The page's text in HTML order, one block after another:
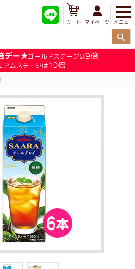
メニュー
マイページ
カート
デー★ゴールドステージは9倍
アムステージは10倍